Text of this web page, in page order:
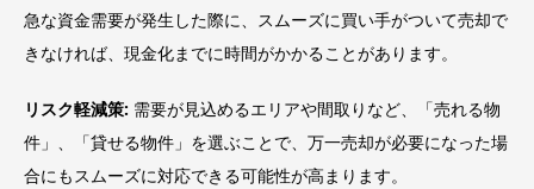
急な資金需要が発生した際に、スムーズに買い手がついて売却で
きなければ、現金化までに時間がかかることがあります。
リスク軽減策: 需要が見込めるエリアや間取りなど、「売れる物
件」、「貸せる物件」を選ぶことで、万一売却が必要になった場
合にもスムーズに対応できる可能性が高まります。